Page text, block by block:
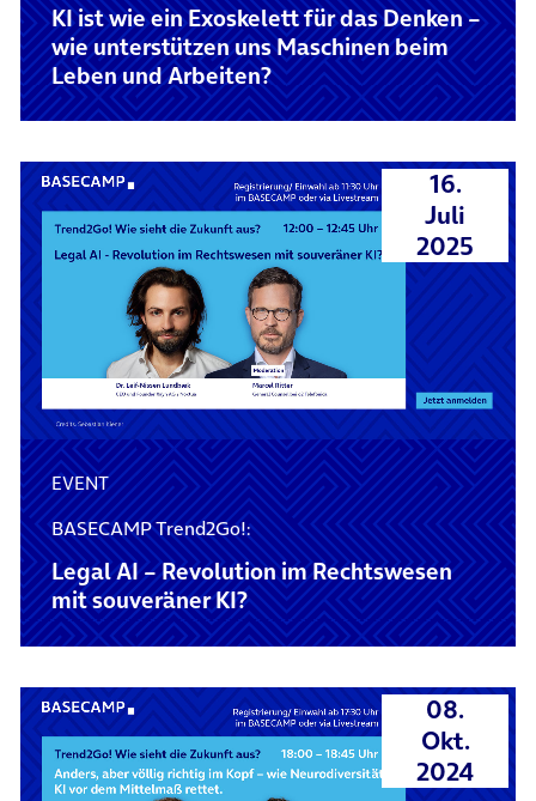
KI ist wie ein Exoskelett für das Denken –
wie unterstützen uns Maschinen beim
Leben und Arbeiten?
16.
Juli
2025
EVENT
BASECAMP Trend2Go!:
Legal AI – Revolution im Rechtswesen
mit souveräner KI?
08.
Okt.
2024